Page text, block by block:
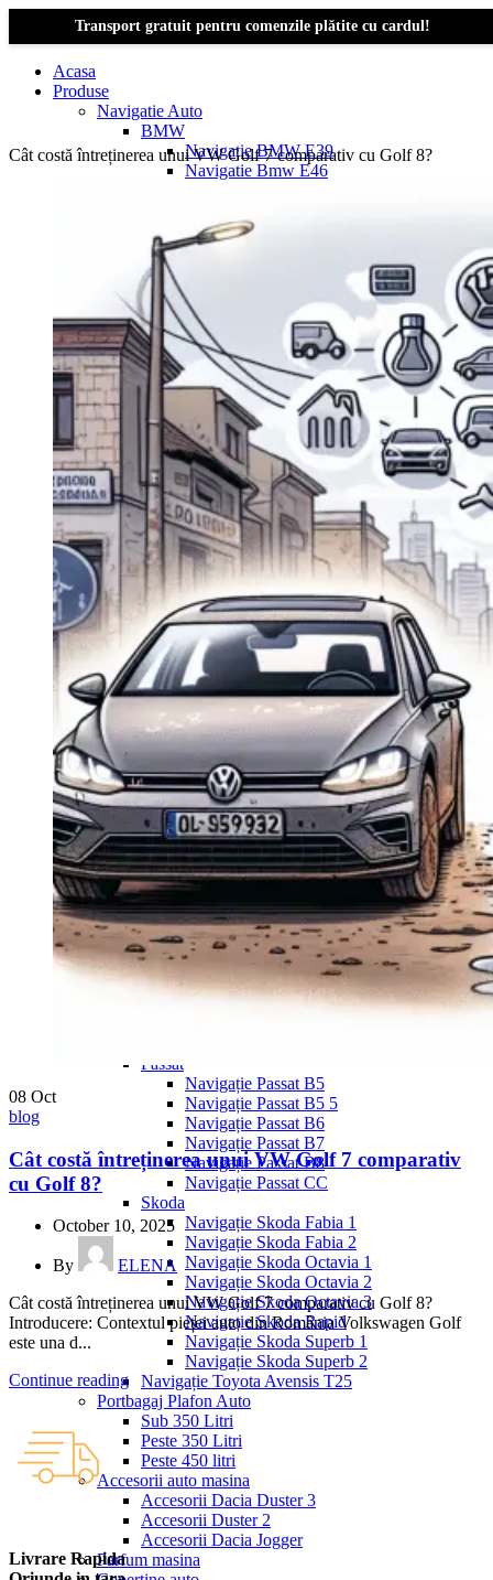
Transport gratuit pentru comenzile plătite cu cardul!
Acasa
Produse
Navigatie Auto
BMW
Navigație BMW E39
Navigatie Bmw E46
Navigatie Bmw E91
Navigatie Bmw F10
Navigatie Bmw Seria 1 E87
Navigatie Bmw X1
Navigatie Bmw X1 E84
Navigatie BMW X3
Navigatie BMW X3 E83
Navigatie BMW X3 f25
Dacia Logan
Navigație Dacia Logan 1 (2004–2012)
Navigație Dacia Logan 2 (2012–2020)
Navigație Dacia Logan 3 (2020–Prezent)
Dacia Duster
Navigatie Duster 2011
Navigatie Duster 2019
Audi
Navigatie Audi A3 8p
Navigatie Audi A4
Navigatie Audi A4 B6
Navigatie Audi A4 B7
Navigatie Audi A4 B8
Navigatie Audi A5
Navigatie Audi A6 C5
Navigatie Audi A6 C6
Navigatie Audi A6 C7
Navigatie Audi Q5
Navigație Ford Fiesta
Navigație Ford Focus 1
Navigație Ford Focus 2
Navigație Ford Focus MK3
Navigație Ford Mondeo MK3
Navigație Ford Mondeo MK4
Navigație Ford Transit
Mercedes
Navigație Mercedes C Class W203
Navigație Mercedes C Class W204
Navigație Mercedes W203
Navigație Mercedes W204
Passat
Navigație Passat B5
Navigație Passat B5 5
Navigație Passat B6
Navigație Passat B7
Navigație Passat B8
Navigație Passat CC
Skoda
Navigație Skoda Fabia 1
Navigație Skoda Fabia 2
Navigație Skoda Octavia 1
Navigație Skoda Octavia 2
Navigație Skoda Octavia 3
Navigație Skoda Rapid
Navigație Skoda Superb 1
Navigație Skoda Superb 2
Navigație Toyota Avensis T25
Portbagaj Plafon Auto
Sub 350 Litri
Peste 350 Litri
Peste 450 litri
Accesorii auto masina
Accesorii Dacia Duster 3
Accesorii Duster 2
Accesorii Dacia Jogger
Parfum masina
Cât costă întreținerea unui VW Golf 7 comparativ cu Golf 8?
08 Oct
blog
Cât costă întreținerea unui VW Golf 7 comparativ
cu Golf 8?
October 10, 2025
By
ELENA
Cât costă întreținerea unui VW Golf 7 comparativ cu Golf 8?
Introducere: Contextul pieței auto din România Volkswagen Golf
este una d...
Continue reading
Livrare Rapida